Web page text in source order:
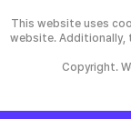
This website uses
website. Additionally,
Copyright.